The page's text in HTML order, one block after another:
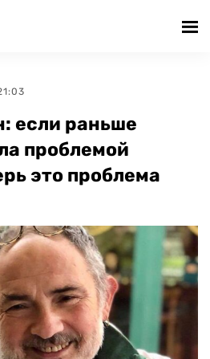
если раньше
проблемой
это проблема